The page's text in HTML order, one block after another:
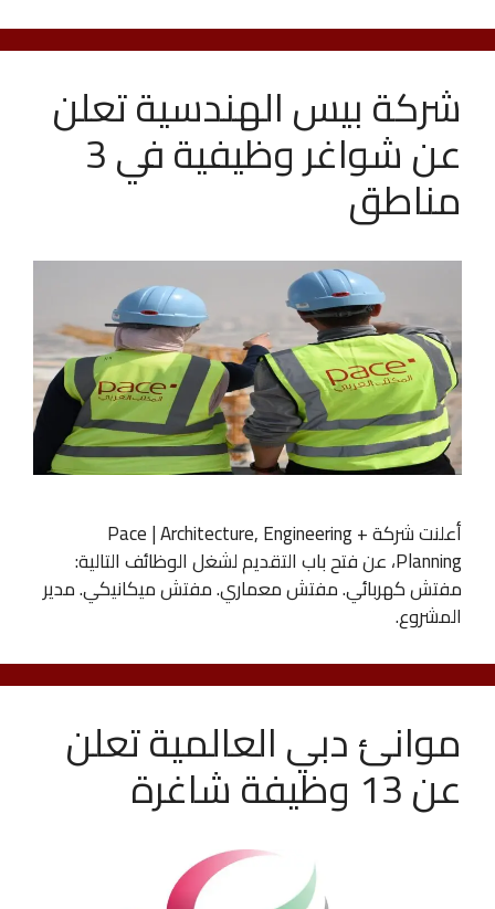
شركة بيس الهندسية تعلن
عن شواغر وظيفية في 3
مناطق
أعلنت شركة Pace | Architecture, Engineering +
Planning، عن فتح باب التقديم لشغل الوظائف التالية:
مفتش كهربائي. مفتش معماري. مفتش ميكانيكي. مدير
المشروع.
موانئ دبي العالمية تعلن
عن 13 وظيفة شاغرة